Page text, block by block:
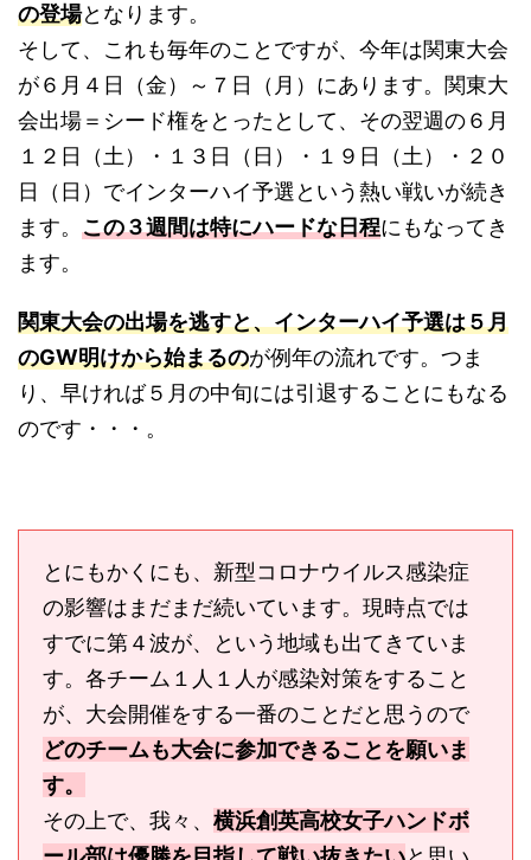
の登場となります。
そして、これも毎年のことですが、今年は関東大会
が６月４日（金）～７日（月）にあります。関東大
会出場＝シード権をとったとして、その翌週の６月
１２日（土）・１３日（日）・１９日（土）・２０
日（日）でインターハイ予選という熱い戦いが続き
ます。 この３週間は特にハードな日程にもなってき
ます。
関東大会の出場を逃すと、インターハイ予選は５月
のGW明けから始まるのが例年の流れです。つま
り、早ければ５月の中旬には引退することにもなる
のです・・・。
とにもかくにも、新型コロナウイルス感染症
の影響はまだまだ続いています。現時点では
すでに第４波が、という地域も出てきていま
す。各チーム１人１人が感染対策をすること
が、大会開催をする一番のことだと思うので
どのチームも大会に参加できることを願いま
す。
その上で、我々、 横浜創英高校女子ハンドボ